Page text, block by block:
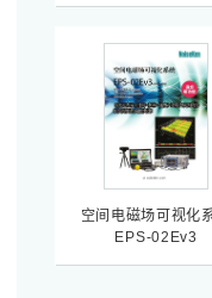
空间电磁场可视化
EPS-02Ev3